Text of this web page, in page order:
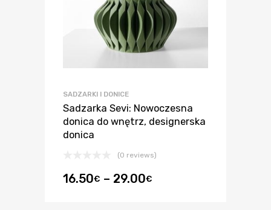
SADZARKI I DONICE
Sadzarka Sevi: Nowoczesna
donica do wnętrz, designerska
donica
(0 reviews)
16.50€ – 29.00€